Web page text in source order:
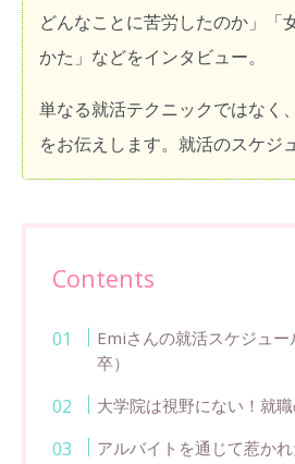
どんなことに苦労したのか」「
かた」などをインタビュー。
単なる就活テクニックではなく
をお伝えします。就活のスケジ
Contents
Emiさんの就活スケジュ
卒）
大学院は視野にない！就
アルバイトを通じて惹か